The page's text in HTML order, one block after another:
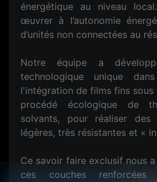
énergétique au niveau
œuvrer à l’autonomie
d’unités non connectées au
Notre équipe a
technologique unique
l'intégration de films fins sous
procédé écologique de
solvants, pour réaliser
légères, très résistantes et «
Ce savoir faire exclusif nous
ces couches